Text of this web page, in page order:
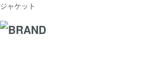
ジャケット